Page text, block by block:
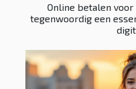
Online betalen
tegenwoordig een